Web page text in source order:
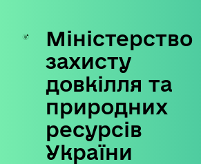
Skip
content
Міністерство
захисту
довкілля та
природних
ресурсів
України